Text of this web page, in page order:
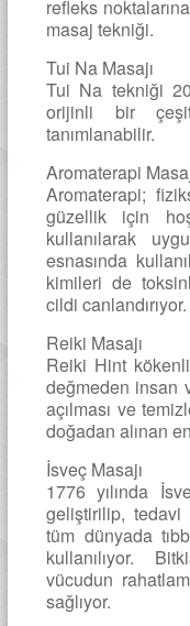
refleks
masaj tekniği.
Tui Na Masajı
Tui Na tekniği
orijinli bir
tanımlanabilir.
Aromaterapi
Aromaterapi;
güzellik için
kullanılarak
esnasında
kimileri de
cildi canlandırıyor.
Reiki Masajı
Reiki Hint
değmeden insan
açılması ve
doğadan alınan
İsveç Masajı
1776 yılında
geliştirilip, tedavi
tüm dünyada
kullanılıyor.
vücudun
sağlıyor.